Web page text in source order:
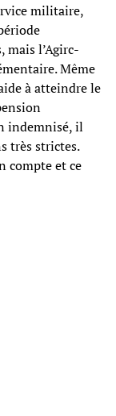
militaire,
mais l’Agirc-
Même
à atteindre le
indemnisé, il
très strictes.
compte et ce